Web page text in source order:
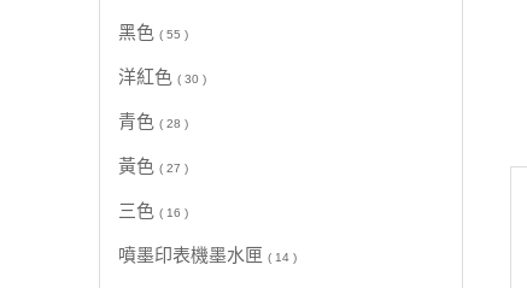
黑色 ( 55 )
洋紅色 ( 30 )
青色 ( 28 )
黃色 ( 27 )
三色 ( 16 )
噴墨印表機墨水匣 ( 14 )